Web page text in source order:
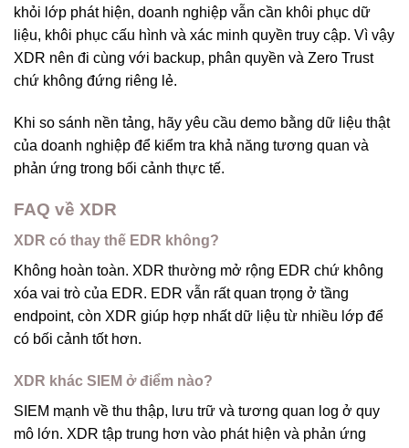
khỏi lớp phát hiện, doanh nghiệp vẫn cần khôi phục dữ
liệu, khôi phục cấu hình và xác minh quyền truy cập. Vì vậy
XDR nên đi cùng với backup, phân quyền và Zero Trust
chứ không đứng riêng lẻ.
Khi so sánh nền tảng, hãy yêu cầu demo bằng dữ liệu thật
của doanh nghiệp để kiểm tra khả năng tương quan và
phản ứng trong bối cảnh thực tế.
FAQ về XDR
XDR có thay thế EDR không?
Không hoàn toàn. XDR thường mở rộng EDR chứ không
xóa vai trò của EDR. EDR vẫn rất quan trọng ở tầng
endpoint, còn XDR giúp hợp nhất dữ liệu từ nhiều lớp để
có bối cảnh tốt hơn.
XDR khác SIEM ở điểm nào?
SIEM mạnh về thu thập, lưu trữ và tương quan log ở quy
mô lớn. XDR tập trung hơn vào phát hiện và phản ứng